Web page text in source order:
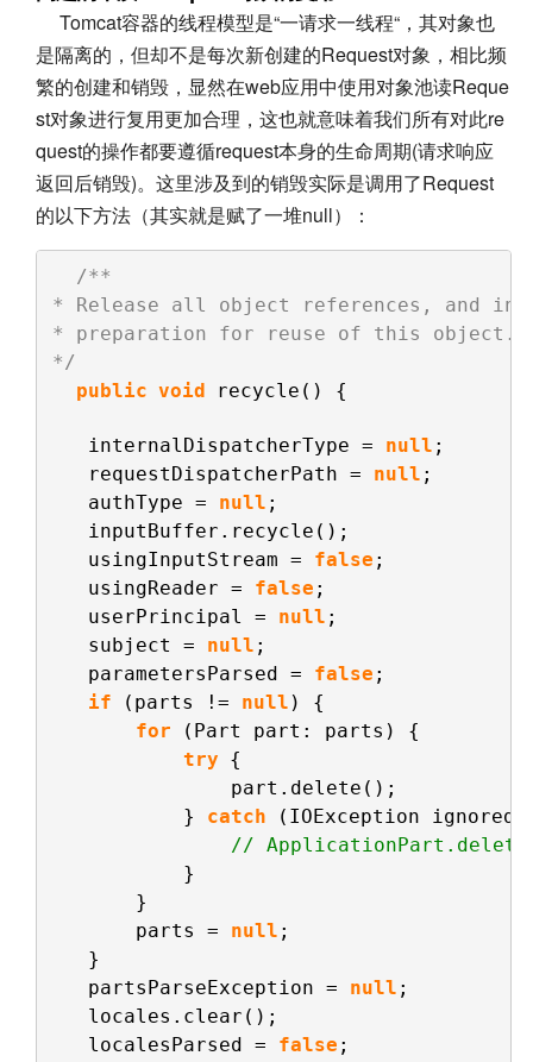
Tomcat容器的线程模型是“一请求一线程“，其对象也
是隔离的，但却不是每次新创建的Request对象，相比频
繁的创建和销毁，显然在web应用中使用对象池读Reque
st对象进行复用更加合理，这也就意味着我们所有对此re
quest的操作都要遵循request本身的生命周期(请求响应
返回后销毁)。这里涉及到的销毁实际是调用了Request
的以下方法（其实就是赋了一堆null）：
/**
* Release all object references, and
* preparation for reuse of this object.
*/
public void recycle() {
internalDispatcherType = null ;
requestDispatcherPath = null ;
authType = null ;
inputBuffer.recycle();
usingInputStream = false ;
usingReader = false ;
userPrincipal = null ;
subject = null ;
parametersParsed = false ;
if
(parts != null ) {
for
(Part part: parts) {
try {
part.delete();
} catch
(IOException ignored)
//
}
}
parts = null ;
}
partsParseException = null ;
locales.clear();
localesParsed = false ;